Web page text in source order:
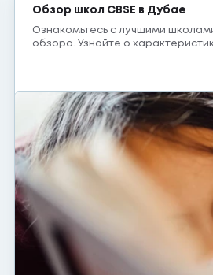
Обзор школ CBSE в Дубае
Ознакомьтесь с лучшими
обзора. Узнайте о